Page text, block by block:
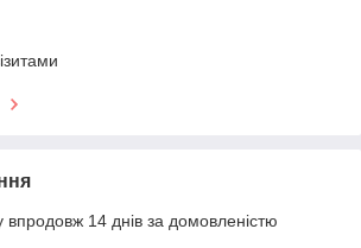
14 днів за домовленістю